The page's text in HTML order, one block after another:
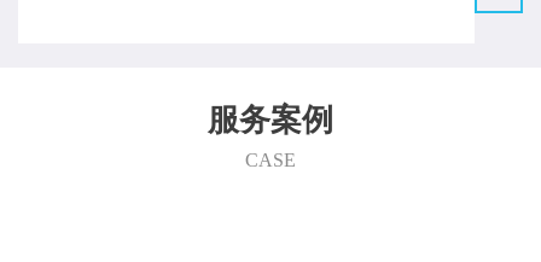
们的产品在家电行业、汽车行业、电子行业、航天航空、精密五
金、包装行业、玩具行业、纺织行业等的各类产品制造中都得到了
成功的使用。 快捷、可靠、经济、清洁和美观，德莱诚为您在这个
服务案例
CASE